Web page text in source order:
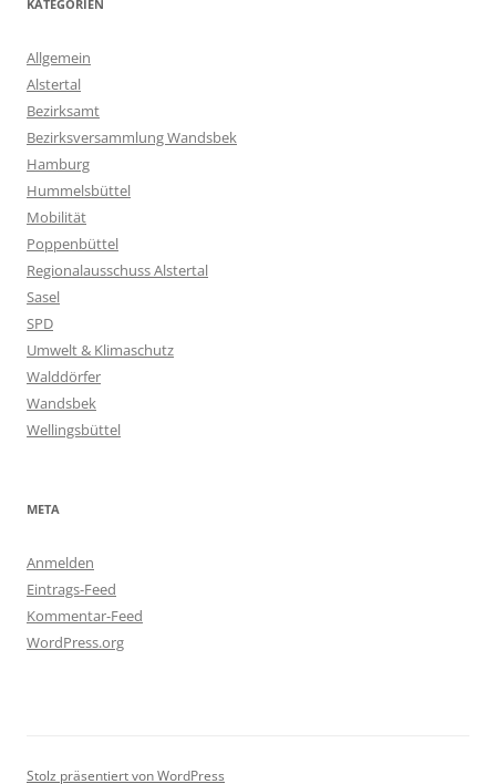
KATEGORIEN
Allgemein
Alstertal
Bezirksamt
Bezirksversammlung Wandsbek
Hamburg
Hummelsbüttel
Mobilität
Poppenbüttel
Regionalausschuss Alstertal
Sasel
SPD
Umwelt & Klimaschutz
Walddörfer
Wandsbek
Wellingsbüttel
META
Anmelden
Eintrags-Feed
Kommentar-Feed
WordPress.org
Stolz präsentiert von WordPress